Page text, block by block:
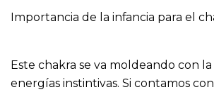
Importancia de la infancia para el
Este chakra se va moldeando con la
energías instintivas. Si contamos